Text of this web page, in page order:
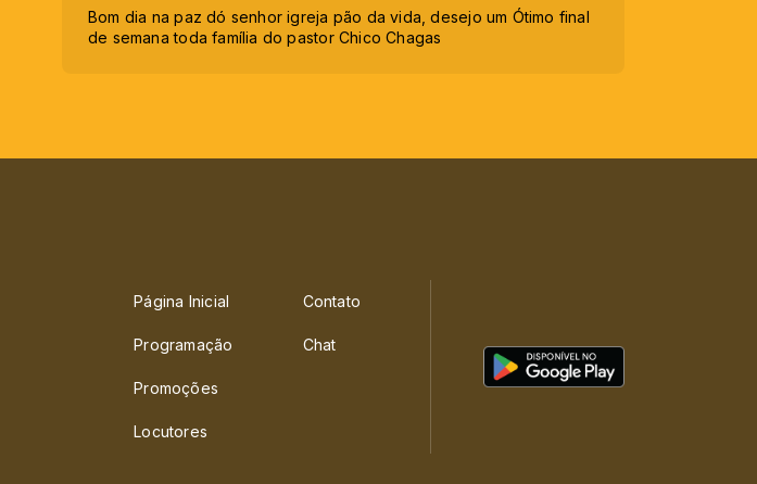
Bom dia na paz dó senhor igreja pão da vida, desejo um Ótimo final
de semana toda família do pastor Chico Chagas
Página Inicial
Programação
Promoções
Locutores
Contato
Chat